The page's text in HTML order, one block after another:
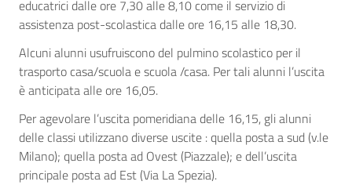
educatrici dalle ore 7,30 alle 8,10 come il servizio di
assistenza post-scolastica dalle ore 16,15 alle 18,30.
Alcuni alunni usufruiscono del pulmino scolastico per il
trasporto casa/scuola e scuola /casa. Per tali alunni l’uscita
è anticipata alle ore 16,05.
Per agevolare l’uscita pomeridiana delle 16,15, gli alunni
delle classi utilizzano diverse uscite : quella posta a sud (v.le
Milano); quella posta ad Ovest (Piazzale); e dell’uscita
principale posta ad Est (Via La Spezia).